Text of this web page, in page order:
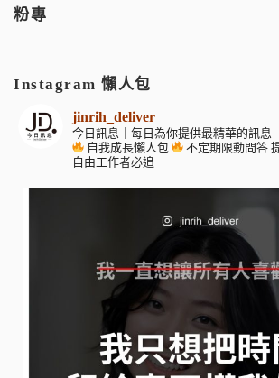
粉專
Instagram 懶人包
jinrih_deliver
今日訊息｜每日為你提供最精華的訊息 -
自我成長懶人包
不定期限動問答
自由工作者必追